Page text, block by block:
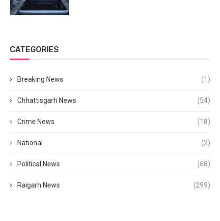
CATEGORIES
Breaking News (1)
Chhattisgarh News (54)
Crime News (18)
National (2)
Political News (68)
Raigarh News (299)